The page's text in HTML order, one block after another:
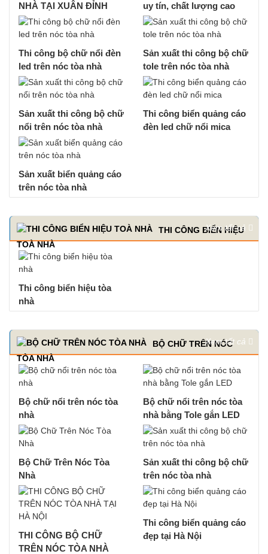
NHÀ TẠI XUÂN ĐỈNH
uy tín, chất lượng cao
Thi công bộ chữ nổi đèn
led trên nóc tòa nhà
Sản xuất thi công bộ chữ
tole trên nóc tòa nhà
Sản xuất thi công bộ chữ
nổi trên nóc tòa nhà
Thi công biển quảng cáo
đèn led chữ nổi mica
Sản xuất biển quảng cáo
trên nóc tòa nhà
THI CÔNG BIỂN HIỆU
TOÀ NHÀ
Xem tất cả
Thi công biển hiệu tòa
nhà
BỘ CHỮ TRÊN NÓC
TÒA NHÀ
Xem tất cả
Bộ chữ nổi trên nóc tòa
nhà
Bộ chữ nổi trên nóc tòa
nhà bằng Tole gắn LED
Bộ Chữ Trên Nóc Tòa
Nhà
Sản xuất thi công bộ chữ
trên nóc tòa nhà
THI CÔNG BỘ CHỮ
TRÊN NÓC TÒA NHÀ
Thi công biển quảng cáo
đẹp tại Hà Nội